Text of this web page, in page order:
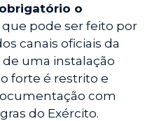
obrigatório o
que pode ser feito por
canais oficiais da
de uma instalação
forte é restrito e
com
do Exército.